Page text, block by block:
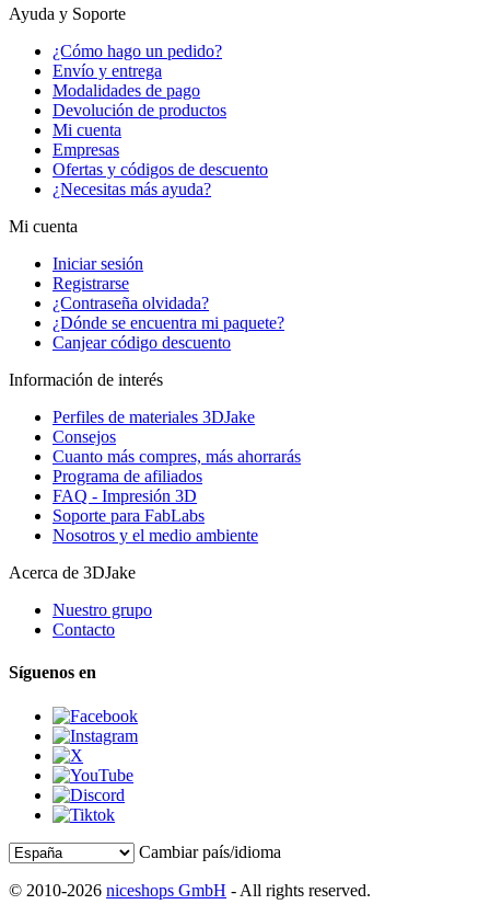
Ayuda y Soporte
¿Cómo hago un pedido?
Envío y entrega
Modalidades de pago
Devolución de productos
Mi cuenta
Empresas
Ofertas y códigos de descuento
¿Necesitas más ayuda?
Mi cuenta
Iniciar sesión
Registrarse
¿Contraseña olvidada?
¿Dónde se encuentra mi paquete?
Canjear código descuento
Información de interés
Perfiles de materiales 3DJake
Consejos
Cuanto más compres, más ahorrarás
Programa de afiliados
FAQ - Impresión 3D
Soporte para FabLabs
Nosotros y el medio ambiente
Acerca de 3DJake
Nuestro grupo
Contacto
Síguenos en
Cambiar país/idioma
© 2010-2026 niceshops GmbH - All rights reserved.